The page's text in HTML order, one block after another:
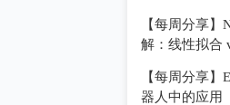
【每周分享
解：线性拟合
【每周分享】
器人中的应用